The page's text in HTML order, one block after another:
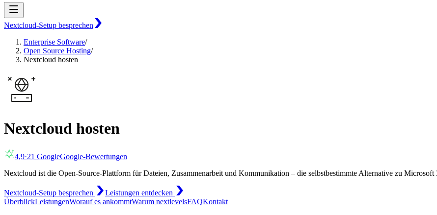
Nextcloud-Setup besprechen
Enterprise Software/
Open Source Hosting/
Nextcloud hosten
Nextcloud hosten
4,9·21 GoogleGoogle-Bewertungen
Nextcloud ist die Open-Source-Plattform für Dateien, Zusammenarbeit und Kommunikation – die selbstbestimmte Alternative zu Microsoft
Nextcloud-Setup besprechen
Leistungen entdecken
ÜberblickLeistungenWorauf es ankommtWarum nextlevelsFAQKontakt